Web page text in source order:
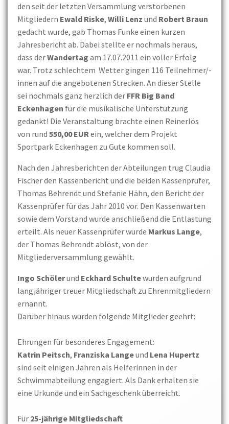
den seit der letzten Versammlung verstorbenen
Mitgliedern Ewald Riske, Willi Lenz und Robert Braun
gedacht wurde, gab Thomas Funke einen kurzen
Jahresbericht ab. Dabei stellte er nochmals heraus,
dass derWandertag am 17.07.2011 ein voller Erfolg
war. Trotz schlechtem Wetter gingen 116 Teilnehmer/-
innen auf die angebotenen Strecken. An dieser Stelle
sei nochmals ganz herzlich der FFR Big Band
Eckenhagen für die musikalische Unterstützung
gedankt! Die Veranstaltung brachte einen Reinerlös
von rund 550,00 EUR ein, welcher dem Projekt
Sportpark Eckenhagen zu Gute kommen soll.
Nach den Jahresberichten der Abteilungen trug Claudia
Fischer den Kassenbericht und die beiden Kassenprüfer,
Thomas Behrendt und Stefanie Hähn, den Bericht der
Kassenprüfer für das Jahr 2010 vor. Den Kassenwarten
sowie dem Vorstand wurde anschließend die Entlastung
erteilt. Als neuer Kassenprüfer wurde Markus Lange,
der Thomas Behrendt ablöst, von der
Mitgliederversammlung gewählt.
Ingo Schölerund Eckhard Schultewurden aufgrund
langjähriger treuer Mitgliedschaft zu Ehrenmitgliedern
ernannt.
Darüber hinaus wurden folgende Mitglieder geehrt:
Ehrungen für besonderes Engagement:
Katrin Peitsch, Franziska Langeund Lena Hupertz
sind seit einigen Jahren als Helferinnen in der
Schwimmabteilung engagiert. Als Dank erhalten sie
eine Urkunde und ein Sachgeschenk überreicht.
Für 25-jährige Mitgliedschaft